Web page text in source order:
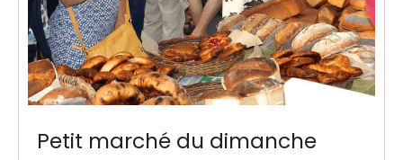
Petit marché du dimanche